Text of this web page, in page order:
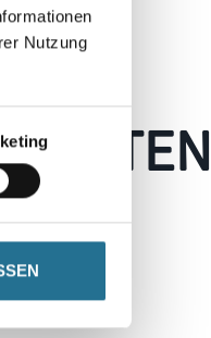
Nutzung